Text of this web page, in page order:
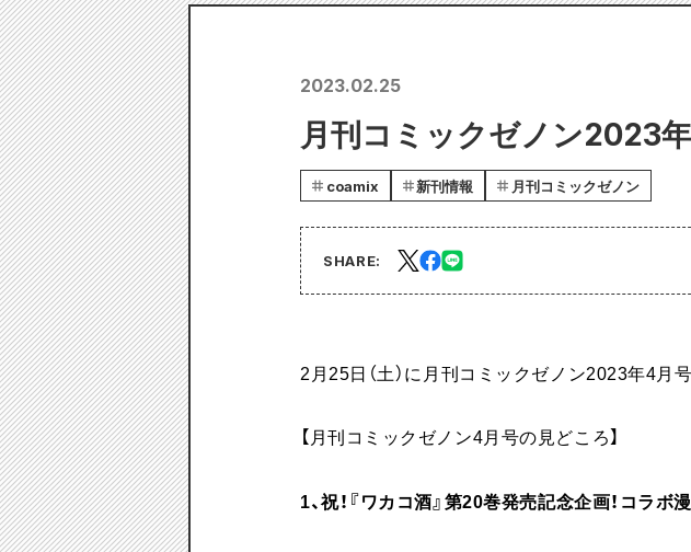
2023.02.25
月刊コミックゼノン2023
coamix 新刊情報 月刊コミックゼノン
SHARE:
2月25日（土）に月刊コミックゼノン2023年4月
【月刊コミックゼノン4月号の見どころ】
1、祝！『ワカコ酒』第20巻発売記念企画！コラボ